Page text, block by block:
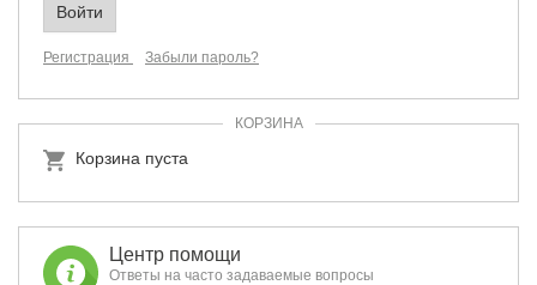
Регистрация Забыли пароль?
КОРЗИНА
Корзина пуста
Центр помощи
Ответы на часто задаваемые вопросы